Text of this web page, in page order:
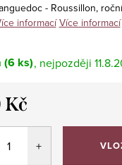
- Roussillon,
informací Více informací
(6 ks)
Kč